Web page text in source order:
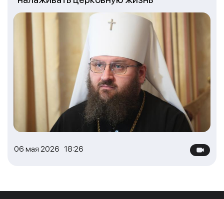
06 мая 2026 18:26